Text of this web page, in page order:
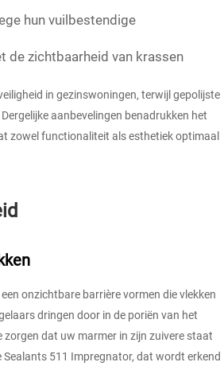
hun vuilbestendige
de zichtbaarheid van krassen
in gezinswoningen, terwijl gepolijste
aanbevelingen benadrukken het
zowel functionaliteit als esthetiek optimaal
onzichtbare barrière vormen die vlekken
dringen door in de poriën van het
dat uw marmer in zijn zuivere staat
511 Impregnator, dat wordt erkend